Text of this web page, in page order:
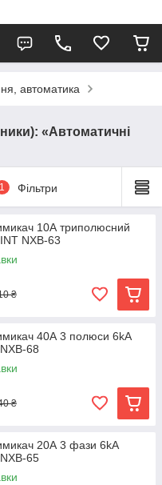
автоматика
«Автоматичні
1 Фільтри
10А триполюсний
NXB-63
₴
40А 3 полюси 6kA
68
₴
20А 3 фази 6kA
65